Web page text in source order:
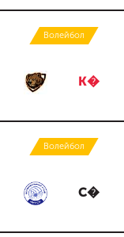
Волейбол
К�
Волейбол
С�